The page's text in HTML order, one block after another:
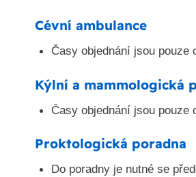
Cévní ambulance
Časy objednání jsou pouze
Kýlní a mammologická
Časy objednání jsou pouze
Proktologická poradna
Do poradny je nutné se